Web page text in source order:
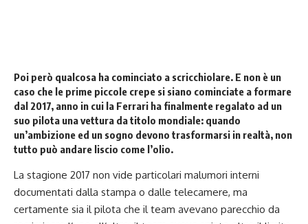
Poi però qualcosa ha cominciato a scricchiolare. E non è un
caso che le prime piccole crepe si siano cominciate a formare
dal 2017, anno in cui la Ferrari ha finalmente regalato ad un
suo pilota una vettura da titolo mondiale: quando
un’ambizione ed un sogno devono trasformarsi in realtà, non
tutto può andare liscio come l’olio.
La stagione 2017 non vide particolari malumori interni
documentati dalla stampa o dalle telecamere, ma
certamente sia il pilota che il team avevano parecchio da